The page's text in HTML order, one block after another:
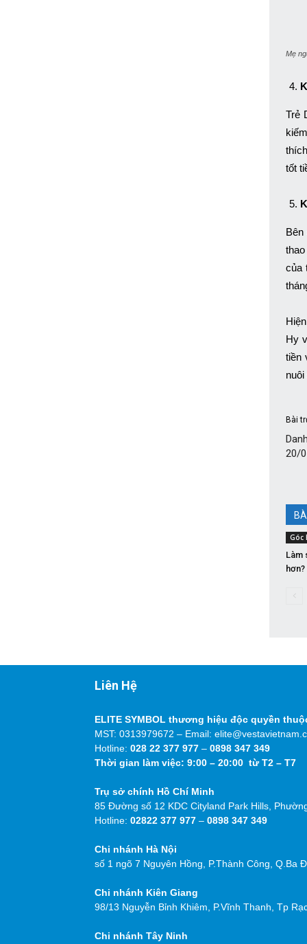
Mẹ
Trẻ
tốt
của
Hy
tiền
nuôi
Bài
20/
Góc
Làm
hơn?
Liên Hệ
ELITE SYMBOL thương hiệu độc quyền thuộc
MST: 0313979672 – Email:
Hotline: 028 22 377 977 – 0898 347 349
Thời gian làm việc: 9:00 – 20:00 từ T2 – T7
Trụ sở chính Hồ Chí Minh
85 Đường số 12 KDC Cityland Park Hills,
Hotline: 02822 377 977 – 0898 347 349
Chi nhánh Hà Nội
số 1 ngõ 7 Nguyên Hồng, P.Thành Công, Q.Ba
Chi nhánh Kiên Giang
98/13 Nguyễn Bỉnh Khiêm, P.Vĩnh Thanh, Tp
Chi nhánh Tây Ninh